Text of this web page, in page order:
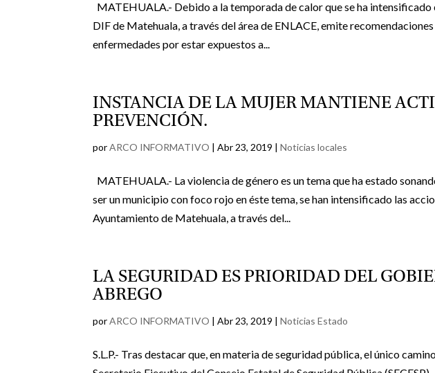
MATEHUALA.- Debido a la temporada de calor que se ha
DIF de Matehuala, a través del área de ENLACE, emite
enfermedades por estar expuestos a...
INSTANCIA DE LA MUJER MANTIENE
PREVENCIÓN.
porARCO INFORMATIVO |Abr 23, 2019 |Noticias locales
MATEHUALA.- La violencia de género es un tema que ha estado
ser un municipio con foco rojo en éste tema, se han intensificado las
Ayuntamiento de Matehuala, a través del...
LA SEGURIDAD ES PRIORIDAD DEL
ABREGO
porARCO INFORMATIVO |Abr 23, 2019 |Noticias Estado
S.L.P.- Tras destacar que, en materia de seguridad pública, el único